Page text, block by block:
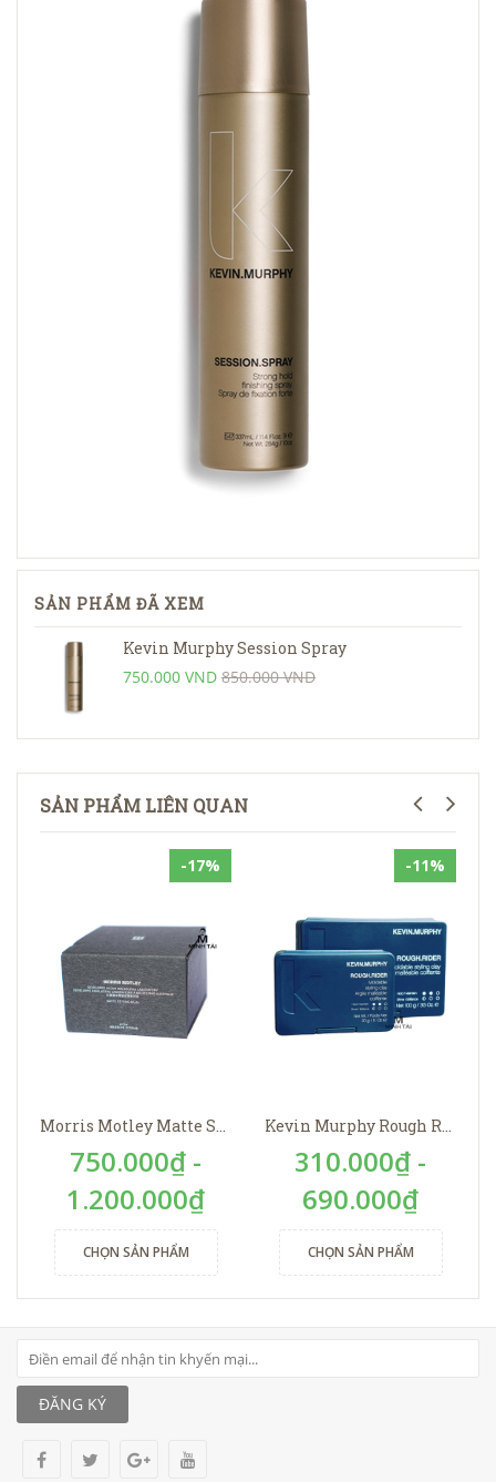
SẢN PHẨM ĐÃ XEM
Kevin Murphy Session Spray
750.000 VND 850.000 VND
SẢN PHẨM LIÊN QUAN
-17%
Morris Motley Matte Styling Balm
750.000₫ -
1.200.000₫
CHỌN SẢN PHẨM
-11%
Kevin Murphy Rough Rider
310.000₫ -
690.000₫
CHỌN SẢN PHẨM
ĐĂNG KÝ